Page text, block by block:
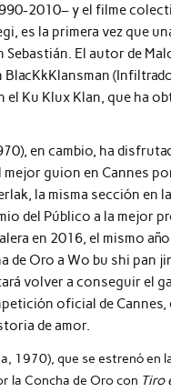
2010– y el filme
es la primera vez que
Sebastián. El autor de
Ku Klux Klan, que ha
en cambio, ha
mejor guion en Cannes
la misma sección en
del Público a la mejor
en 2016, el mismo
Oro a Wo bu shi pan
volver a conseguir el
oficial de
de amor.
1970), que se estrenó en
la Concha de Oro con Tiro